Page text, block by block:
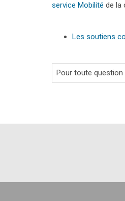
service Mobilité de la
Les soutiens
Pour toute question